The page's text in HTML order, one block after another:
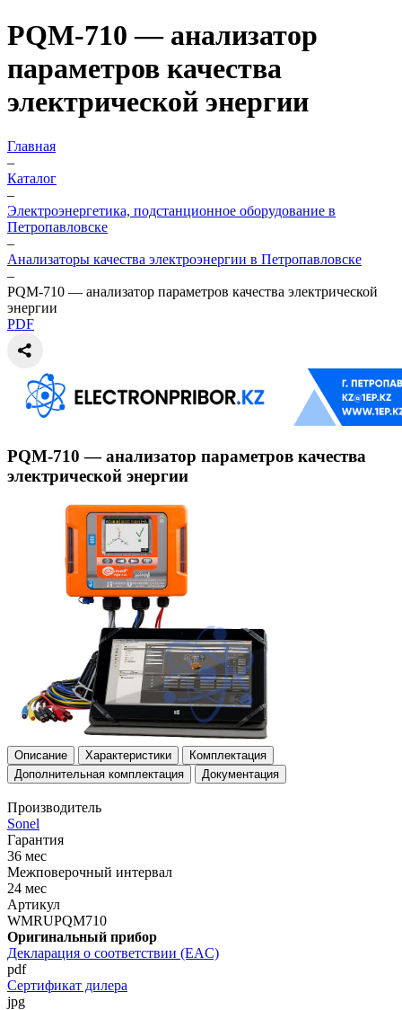
PQM-710 — анализатор
параметров качества
электрической энергии
Главная
–
Каталог
–
Электроэнергетика, подстанционное оборудование в
Петропавловске
–
Анализаторы качества электроэнергии в Петропавловске
–
PQM-710 — анализатор параметров качества электрической
энергии
PDF
PQM-710 — анализатор параметров качества
электрической энергии
Описание Характеристики
Комплектация
Дополнительная комплектация
Документация
Производитель
Sonel
Гарантия
36 мес
Межповерочный интервал
24 мес
Артикул
WMRUPQM710
Оригинальный прибор
Декларация о соответствии (EAC)
pdf
Сертификат дилера
jpg